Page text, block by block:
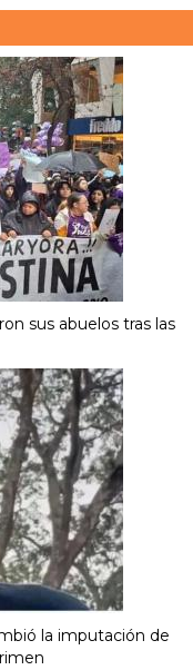
sus abuelos tras las
la imputación de